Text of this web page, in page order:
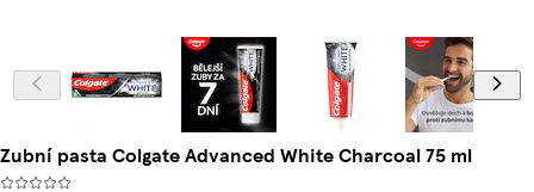
Zubní pasta Colgate Advanced White Charcoal 75 ml